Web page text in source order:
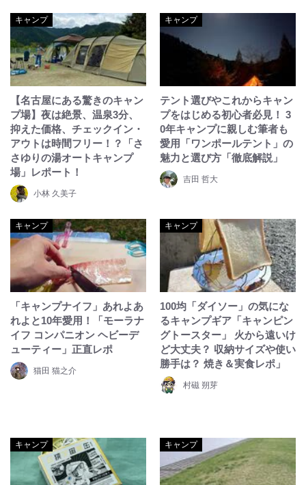
キャンプ
【名古屋にある驚きのキャン
プ場】夜は絶景、温泉3分、
抑えた価格、チェックイン・
アウトは時間フリー！？「さ
さゆりの湯オートキャンプ
場」レポート！
小林 久美子
キャンプ
テント選びやこれからキャン
プをはじめる初心者必見！ 3
0年キャンプに親しむ筆者も
愛用「ワンポールテント」の
魅力と選び方「徹底解説」
吉田 哲大
キャンプ
「キャンプナイフ」あれよあ
れよと10年愛用！「モーラナ
イフ コンパニオン ヘビーデ
ューティー」正直レポ
猫田 猫之介
キャンプ
100均「ダイソー」の気にな
るキャンプギア「キャンピン
グトースター」 火から遠いけ
ど大丈夫？ 収納サイズや使い
勝手は？ 焼き＆実食レポ」
村磁 朔芽
キャンプ キャンプ